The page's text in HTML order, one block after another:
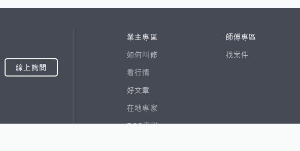
線上詢問
業主專區
如何叫修
看行情
好文章
在地專家
RSS索引
師傅專區
找案件